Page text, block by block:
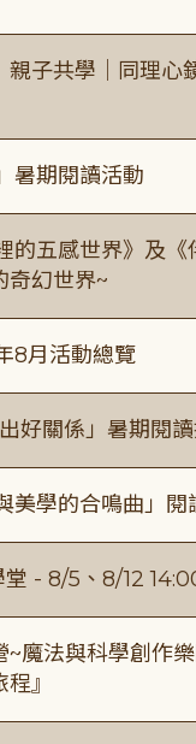
親子共學｜同理
暑期閱讀活動
的五感世界》及
奇幻世界~
8月活動總覽
好關係」暑期閱
美學的合鳴曲」
堂 - 8/5、8/12
~魔法與科學創作
』